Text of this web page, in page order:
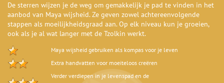
De sterren wijzen je de weg om gemakkelijk je pad te vinden in het
aanbod van Maya wijsheid. Ze geven zowel achtereenvolgende
stappen als moeilijkheidsgraad aan. Op elk niveau kun je groeien,
ook als je al wat langer met de Tzolkin werkt.
Maya wijsheid gebruiken als kompas voor je leven
Extra handvatten voor moeiteloos creëren
Verder verdiepen in je levenspad en de